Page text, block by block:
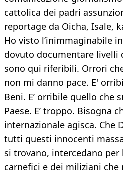
cattolica dei padri
reportage da Oicha, Isale,
Ho visto l’inimmaginabile
dovuto documentare livelli
sono qui riferibili. Orrori
non mi danno pace. E'
Beni. E’ orribile quello che
Paese. E’ troppo. Bisogna
internazionale agisca. Che
tutti questi innocenti
si trovano, intercedano
carnefici e dei miliziani